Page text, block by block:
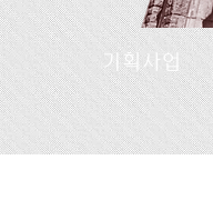
기획사업